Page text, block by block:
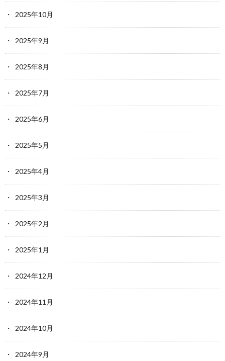
2025年10月
2025年9月
2025年8月
2025年7月
2025年6月
2025年5月
2025年4月
2025年3月
2025年2月
2025年1月
2024年12月
2024年11月
2024年10月
2024年9月